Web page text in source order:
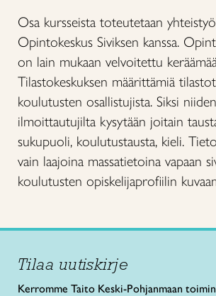
Osa kursseista toteutetaan
Opintokeskus Siviksen kanssa.
on lain mukaan velvoitettu
Tilastokeskuksen määrittämiä
koulutusten osallistujista. Siksi
ilmoittautujilta kysytään joitain
sukupuoli, koulutustausta, kieli.
vain laajoina massatietoina vapaan
koulutusten opiskelijaprofiilin
Tilaa uutiskirje
Kerromme Taito Keski-Pohjanmaan